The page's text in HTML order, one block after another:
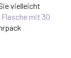
vielleicht
Flasche mit 30